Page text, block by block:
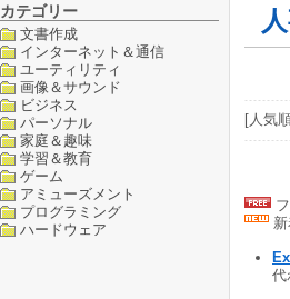
カテゴリー
文書作成
インターネット＆通信
ユーティリティ
画像＆サウンド
ビジネス
パーソナル
家庭＆趣味
学習＆教育
ゲーム
アミューズメント
プログラミング
ハードウェア
[人気
代